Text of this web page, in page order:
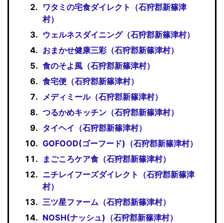
ワタミの宅食ダイレクト（石狩郡新篠津
村）
ウェルネスダイニング（石狩郡新篠津村）
おまかせ健康三彩（石狩郡新篠津村）
食のそよ風（石狩郡新篠津村）
食宅便（石狩郡新篠津村）
メディミール（石狩郡新篠津村）
つるかめキッチン（石狩郡新篠津村）
タイヘイ（石狩郡新篠津村）
GOFOOD(ゴーフード)（石狩郡新篠津村）
まごころケア食（石狩郡新篠津村）
ニチレイフーズダイレクト（石狩郡新篠津
村）
三ツ星ファーム（石狩郡新篠津村）
NOSH(ナッシュ)（石狩郡新篠津村）